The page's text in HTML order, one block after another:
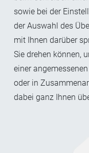
sowie bei der
der Auswahl des
mit Ihnen darüber
Sie drehen können,
einer
oder in
dabei ganz Ihnen